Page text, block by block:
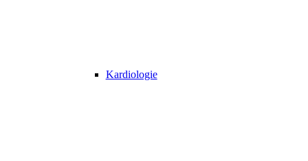
Kardiologie